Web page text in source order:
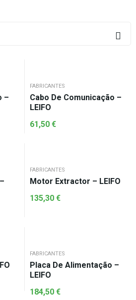
–
FABRICANTES
Cabo De Comunicação –
LEIFO
61,50 €
FABRICANTES
Motor Extractor – LEIFO
135,30 €
FABRICANTES
Placa De Alimentação –
LEIFO
184,50 €